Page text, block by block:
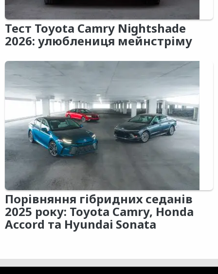
Тест Toyota Camry Nightshade
2026: улюблениця мейнстріму
Порівняння гібридних седанів
2025 року: Toyota Camry, Honda
Accord та Hyundai Sonata